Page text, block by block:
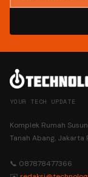
YOUR TECH UPDATE
Komplek Rumah
Tanah Abang, Jakarta
📞 087878477366